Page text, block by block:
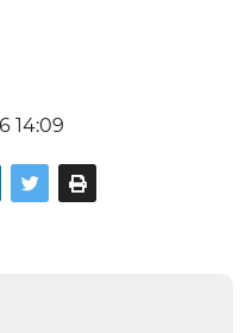
14:09